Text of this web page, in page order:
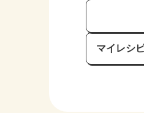
マイレシ
保存済み